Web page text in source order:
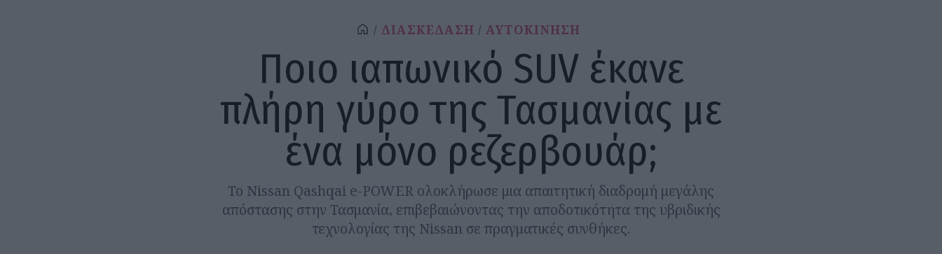
ΔΙΑΣΚΕΔΑΣΗ ΑΥΤΟΚΙΝΗΣΗ
Ποιο ιαπωνικό SUV έκανε
πλήρη γύρο της Τασμανίας με
ένα μόνο ρεζερβουάρ;
Το Nissan Qashqai e-POWER ολοκλήρωσε μια απαιτητική διαδρομή μεγάλης
απόστασης στην Τασμανία, επιβεβαιώνοντας την αποδοτικότητα της υβριδικής
τεχνολογίας της Nissan σε πραγματικές συνθήκες.